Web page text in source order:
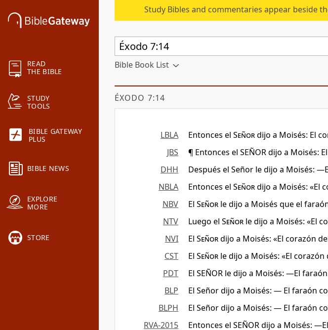
READ
THE BIBLE
STUDY
TOOLS
BIBLE GATEWAY
PLUS
BIBLE NEWS
EXPLORE
MORE
STORE
Study Bibles and commentaries appear beside
Bible Book List
ÉXODO 7:14
LBLA Entonces el Señordijo a Moisés: El
JBS
¶ Entonces el SEÑOR dijo a Moisés:
DHH
Después el Señor le dijo a Moisés:
NBLA
Entonces el Señordijo a Moisés: «El
NBV
El Señor le dijo a Moisés que el
NTV
Luego el Señor le dijo a Moisés: «El
NVI
El Señordijo a Moisés: «El corazón
CST
El Señor le dijo a Moisés: «El
PDT
El SEÑOR le dijo a Moisés: —El
BLP
El Señor dijo a Moisés: — El faraón
BLPH
El Señor dijo a Moisés: — El faraón
RVA-2015
Entonces el SEÑOR dijo a Moisés: